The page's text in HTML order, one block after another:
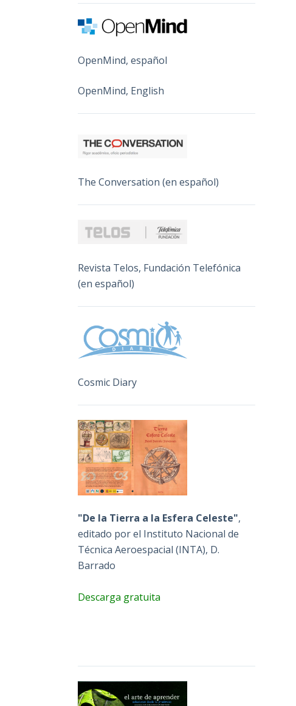
OpenMind, español
OpenMind, English
The Conversation (en español)
Revista Telos, Fundación Telefónica
(en español)
Cosmic Diary
"De la Tierra a la Esfera Celeste",
editado por el Instituto Nacional de
Técnica Aeroespacial (INTA), D.
Barrado
Descarga gratuita